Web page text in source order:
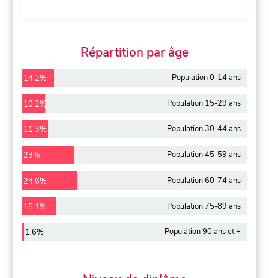
Répartition par âge
14,2% Population 0-14 ans
10,2% Population 15-29 ans
11,3% Population 30-44 ans
23% Population 45-59 ans
24,6% Population 60-74 ans
15,1% Population 75-89 ans
1,6% Population 90 ans et +